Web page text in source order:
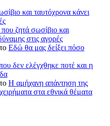
και ταυτόχρονα κάνει
ζητά σωσίβιο και
στις αγορές
Εδώ θα μας δείξει πόσο
δεν ελέγχθηκε ποτέ και η
Η αμήχανη απάντηση της
στα εθνικά θέματα